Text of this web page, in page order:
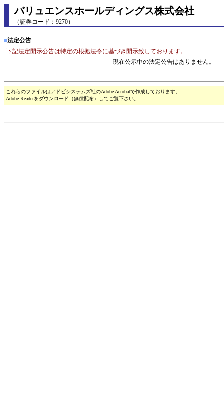
バリュエンスホールディングス株式会社
（証券コード：9270）
■法定公告
下記法定開示公告は特定の根拠法令に基づき開示致しております。
現在公示中の法定公告はありません。
これらのファイルはアドビシステムズ社のAdobe Acrobatで作成しております。
Adobe Readerをダウンロード（無償配布）してご覧下さい。